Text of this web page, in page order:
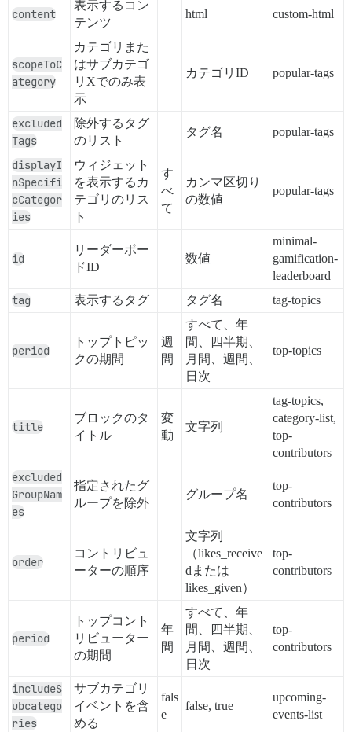
content
表示するコン
テンツ
html custom-html
scopeToC
ategory
カテゴリまた
はサブカテゴ
リXでのみ表
示
カテゴリID popular-tags
excluded
Tags
除外するタグ
のリスト
タグ名 popular-tags
displayI
nSpecifi
cCategor
ies
ウィジェット
を表示するカ
テゴリのリス
ト
す
べ
て
カンマ区切り
の数値
popular-tags
id
リーダーボー
ドID
数値
minimal-
gamification-
leaderboard
tag 表示するタグ タグ名 tag-topics
period
トップトピッ
クの期間
週
間
すべて、年
間、四半期、
月間、週間、
日次
top-topics
title
ブロックのタ
イトル
変
動
文字列
tag-topics,
category-list,
top-
contributors
excluded
GroupNam
es
指定されたグ
ループを除外
グループ名
top-
contributors
order
コントリビュ
ーターの順序
文字列
（likes_receive
dまたは
likes_given）
top-
contributors
period
トップコント
リビューター
の期間
年
間
すべて、年
間、四半期、
月間、週間、
日次
top-
contributors
includeS
ubcatego
ries
サブカテゴリ
イベントを含
める
fals
e
false, true
upcoming-
events-list